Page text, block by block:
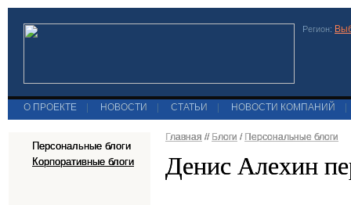
Регион:
О ПРОЕКТЕ НОВОСТИ СТАТЬИ НОВОСТИ КОМПАНИЙ
Персональные блоги
Корпоративные блоги
Главная // Блоги / Персональные блоги
Денис Алехин